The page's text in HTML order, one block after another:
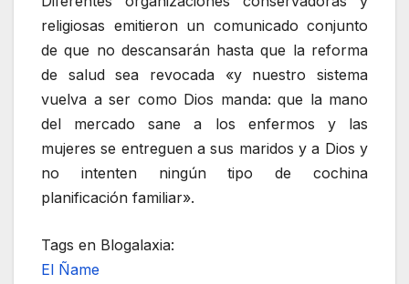
religiosas emitieron un comunicado conjunto
de que no descansarán hasta que la reforma
de salud sea revocada «y nuestro sistema
vuelva a ser como Dios manda: que la mano
del mercado sane a los enfermos y las
mujeres se entreguen a sus maridos y a Dios y
no intenten ningún tipo de cochina
planificación familiar».
Tags en Blogalaxia:
El Ñame